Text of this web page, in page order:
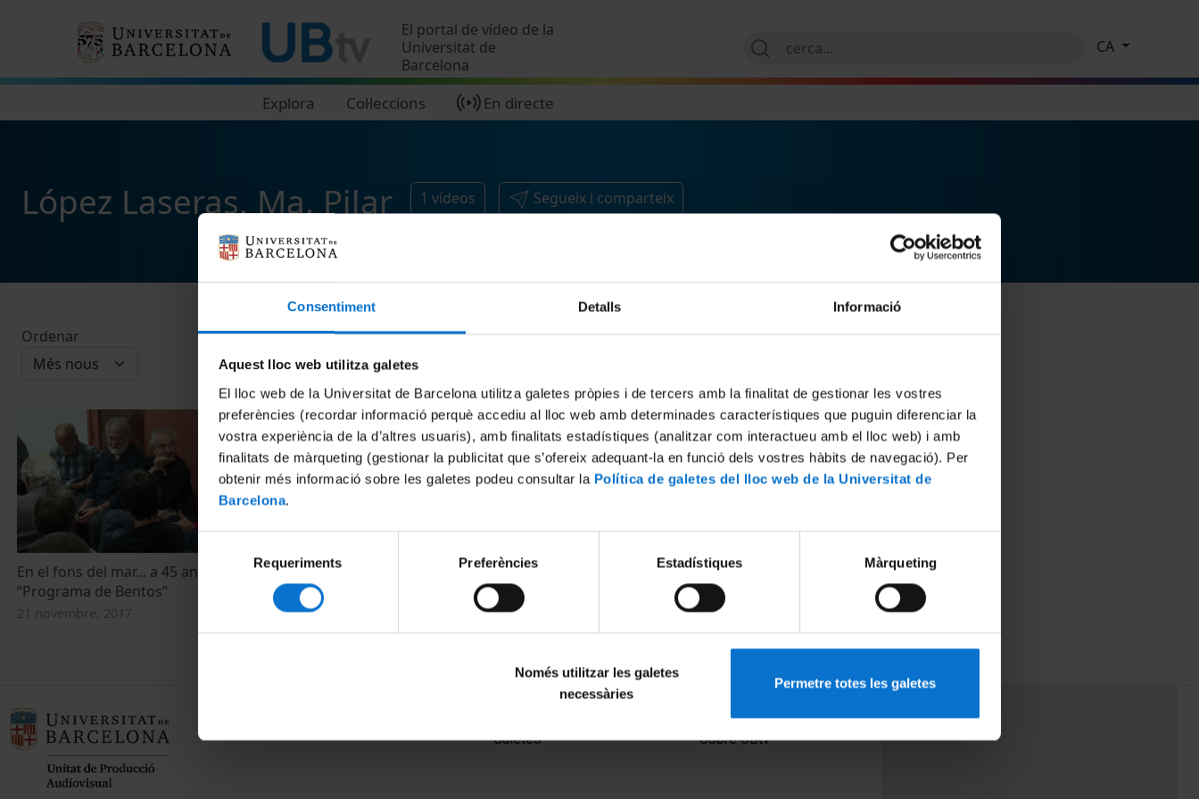
Consentiment Detalls Informació
Aquest lloc web utilitza galetes
El lloc web de la Universitat de Barcelona utilitza galetes pròpies i de tercers amb la finalitat de gestionar les vostres
preferències (recordar informació perquè accediu al lloc web amb determinades característiques que puguin diferenciar la
vostra experiència de la d’altres usuaris), amb finalitats estadístiques (analitzar com interactueu amb el lloc web) i amb
finalitats de màrqueting (gestionar la publicitat que s’ofereix adequant-la en funció dels vostres hàbits de navegació). Per
obtenir més informació sobre les galetes podeu consultar la Política de galetes del lloc web de la Universitat de
Barcelona.
consentiment
Requeriments Preferències Estadístiques Màrqueting
Només utilitzar les galetes
necessàries
Permetre totes les galetes
El portal de vídeo de la
Universitat de
Barcelona
Explora Col·leccions En directe
CA
López Laseras, Ma. Pilar 1 vídeos Segueix i comparteix
Ordenar
En el fons del mar... a 45 anys del
“Programa de Bentos”
21 novembre, 2017
Galetes
Sobre UBtv